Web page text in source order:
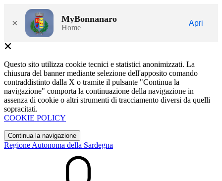
× MyBonnanaro
Home
Apri
Questo sito utilizza cookie tecnici e statistici anonimizzati. La
chiusura del banner mediante selezione dell'apposito comando
contraddistinto dalla X o tramite il pulsante "Continua la
navigazione" comporta la continuazione della navigazione in
assenza di cookie o altri strumenti di tracciamento diversi da quelli
sopracitati.
COOKIE POLICY
Continua la navigazione
Regione Autonoma della Sardegna